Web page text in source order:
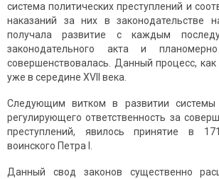
система политических преступлений и
наказаний за них в законодательстве
получала развитие с каждым
законодательного акта и
совершенствовалась. Данный процесс,
уже в середине XVII века.
Следующим витком в развитии системы
регулирующего ответственность за
преступлений, явилось принятие в
воинского Петра I.
Данный свод законов существенно